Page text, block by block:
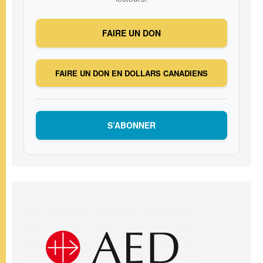
FAIRE UN DON
FAIRE UN DON EN DOLLARS CANADIENS
S’ABONNER